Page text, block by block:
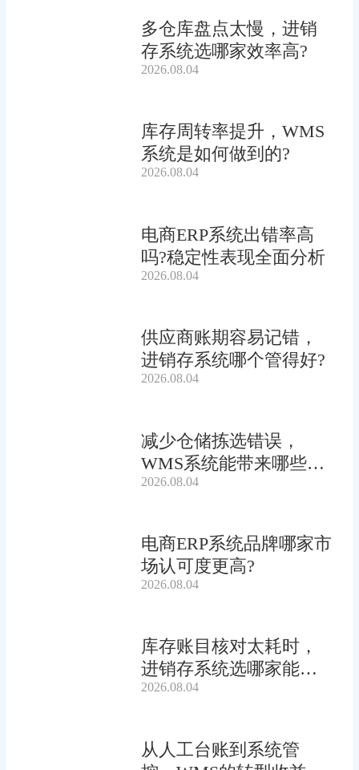
多仓库盘点太慢，进销
存系统选哪家效率高?
2026.08.04
库存周转率提升，WMS
系统是如何做到的?
2026.08.04
电商ERP系统出错率高
吗?稳定性表现全面分析
2026.08.04
供应商账期容易记错，
进销存系统哪个管得好?
2026.08.04
减少仓储拣选错误，
WMS系统能带来哪些连
锁收益?
2026.08.04
电商ERP系统品牌哪家市
场认可度更高?
2026.08.04
库存账目核对太耗时，
进销存系统选哪家能自
动?
2026.08.04
从人工台账到系统管